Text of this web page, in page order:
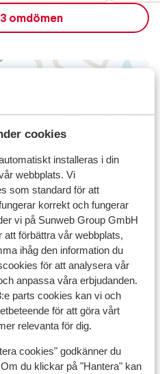
cookies
installeras i din
webbplats. Vi
som standard för att
korrekt och fungerar
vi på Sunweb Group GmbH
förbättra vår webbplats,
ihåg den information du
för att analysera vår
anpassa våra erbjudanden.
parts cookies kan vi och
för att göra vårt
relevanta för dig.
cookies" godkänner du
du klickar på "Hantera" kan
omdömen
m
är ca 1,3 km
m
Skidskola